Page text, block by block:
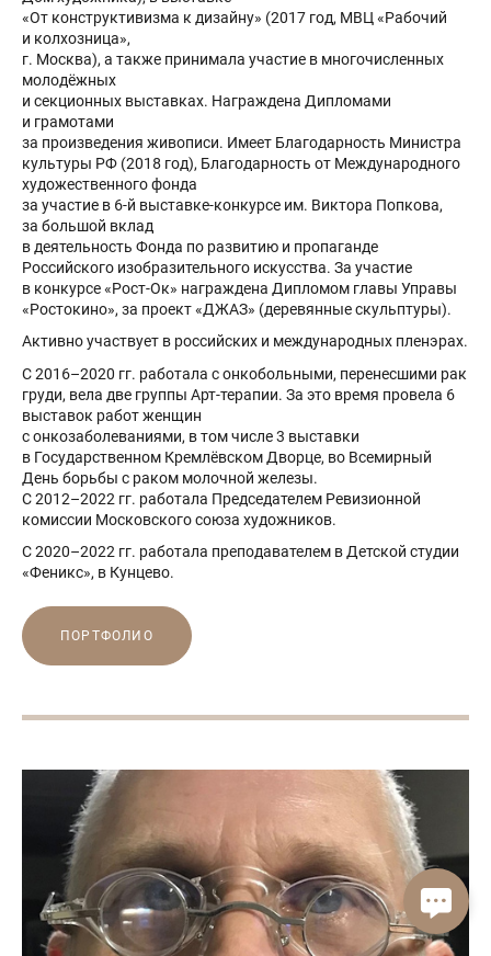
«От конструктивизма к дизайну» (2017 год, МВЦ «Рабочий
и колхозница»,
г. Москва), а также принимала участие в многочисленных
молодёжных
и секционных выставках. Награждена Дипломами
и грамотами
за произведения живописи. Имеет Благодарность Министра
культуры РФ (2018 год), Благодарность от Международного
художественного фонда
за участие в 6-й выставке-конкурсе им. Виктора Попкова,
за большой вклад
в деятельность Фонда по развитию и пропаганде
Российского изобразительного искусства. За участие
в конкурсе «Рост-Ок» награждена Дипломом главы Управы
«Ростокино», за проект «ДЖАЗ» (деревянные скульптуры).
Активно участвует в российских и международных пленэрах.
С 2016–2020 гг. работала с онкобольными, перенесшими рак
груди, вела две группы Арт-терапии. За это время провела 6
выставок работ женщин
с онкозаболеваниями, в том числе 3 выставки
в Государственном Кремлёвском Дворце, во Всемирный
День борьбы с раком молочной железы.
С 2012–2022 гг. работала Председателем Ревизионной
комиссии Московского союза художников.
С 2020–2022 гг. работала преподавателем в Детской студии
«Феникс», в Кунцево.
ПОРТФОЛИО